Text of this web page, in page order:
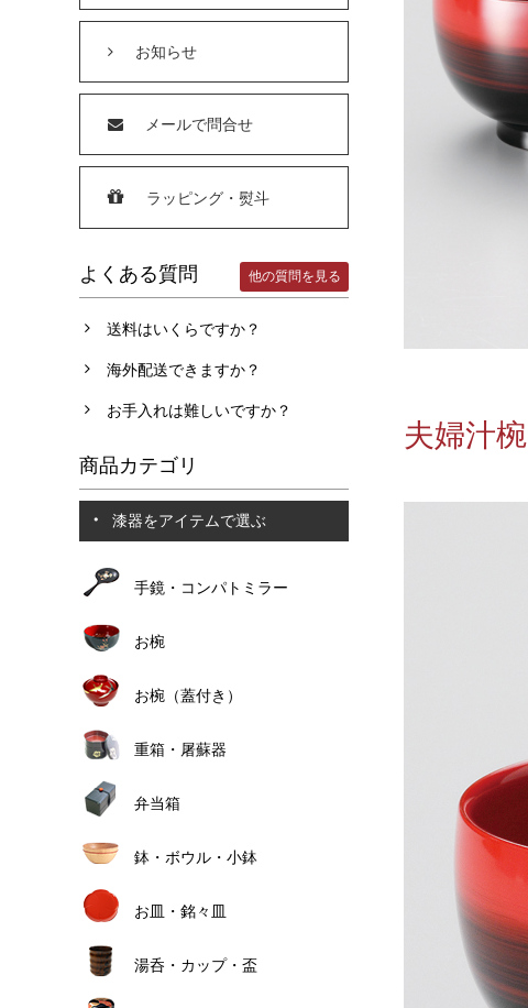
お知らせ
メールで問合せ
ラッピング・熨斗
よくある質問 他の質問を見る
送料はいくらですか？
海外配送できますか？
お手入れは難しいですか？
商品カテゴリ
漆器をアイテムで選ぶ
手鏡・コンパトミラー
お椀
お椀（蓋付き）
重箱・屠蘇器
弁当箱
鉢・ボウル・小鉢
お皿・銘々皿
湯呑・カップ・盃
夫婦汁